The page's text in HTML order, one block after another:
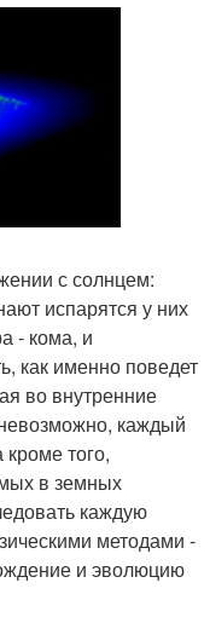
с солнцем:
испарятся у них
- кома, и
как именно поведет
во внутренние
каждый
того,
в земных
каждую
методами -
и эволюцию